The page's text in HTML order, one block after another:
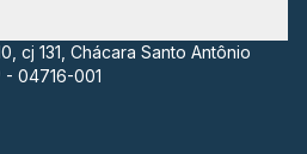
cj 131, Chácara Santo Antônio
- 04716-001